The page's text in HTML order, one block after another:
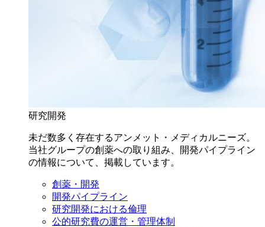
研究開発
未だ数多く存在するアンメット・メディカルニーズ。
当社グループの創薬への取り組み、開発パイプライン
の情報について、掲載しています。
創薬・開発
開発パイプライン
研究開発における倫理
公的研究費の運営・管理体制